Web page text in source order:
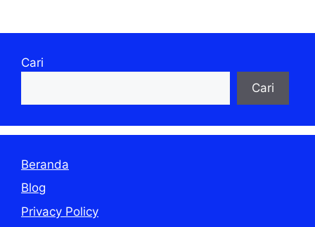
Cari
Cari
Beranda
Blog
Privacy Policy